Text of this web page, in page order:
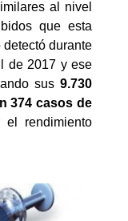
al nivel
que esta
durante
de 2017 y ese
sus9.730
374 casos de
rendimiento